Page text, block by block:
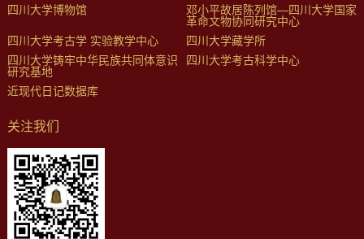
四川大学博物馆 邓小平故居陈列馆—四川大学国家
革命文物协同研究中心
四川大学考古学 实验教学中心
四川大学藏学所
四川大学铸牢中华民族共同体意识
研究基地
四川大学考古科学中心
近现代日记数据库
关注我们